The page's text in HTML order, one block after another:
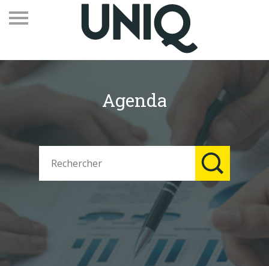
Recevez notre newsletter
Vos contacts
Espace adhérents
EN
Qui sommes-nous
Agenda